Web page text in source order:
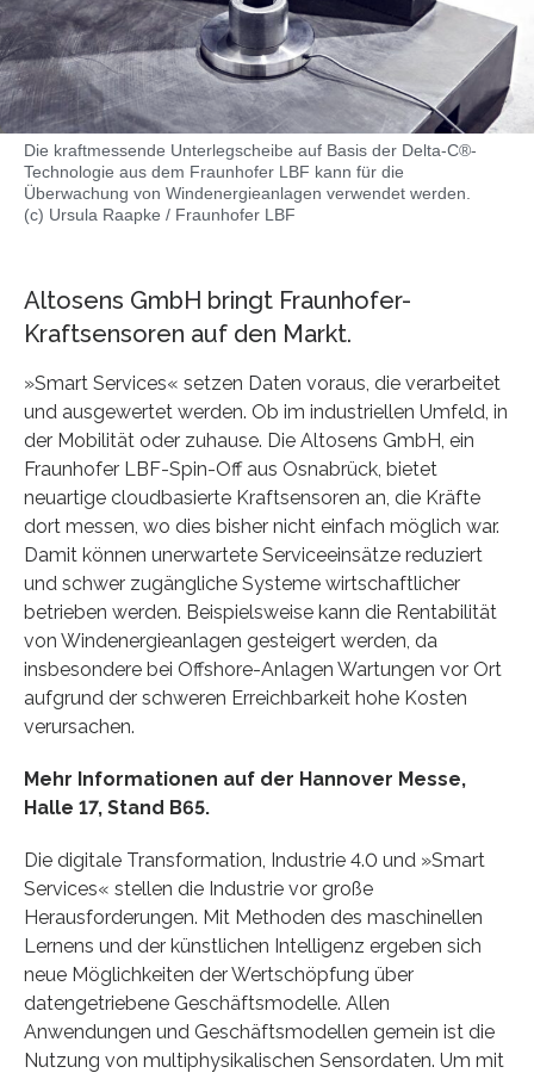
Die kraftmessende Unterlegscheibe auf Basis der Delta-C®-
Technologie aus dem Fraunhofer LBF kann für die
Überwachung von Windenergieanlagen verwendet werden.
(c) Ursula Raapke / Fraunhofer LBF
Altosens GmbH bringt Fraunhofer-
Kraftsensoren auf den Markt.
»Smart Services« setzen Daten voraus, die verarbeitet
und ausgewertet werden. Ob im industriellen Umfeld, in
der Mobilität oder zuhause. Die Altosens GmbH, ein
Fraunhofer LBF-Spin-Off aus Osnabrück, bietet
neuartige cloudbasierte Kraftsensoren an, die Kräfte
dort messen, wo dies bisher nicht einfach möglich war.
Damit können unerwartete Serviceeinsätze reduziert
und schwer zugängliche Systeme wirtschaftlicher
betrieben werden. Beispielsweise kann die Rentabilität
von Windenergieanlagen gesteigert werden, da
insbesondere bei Offshore-Anlagen Wartungen vor Ort
aufgrund der schweren Erreichbarkeit hohe Kosten
verursachen.
Mehr Informationen auf der Hannover Messe,
Halle 17, Stand B65.
Die digitale Transformation, Industrie 4.0 und »Smart
Services« stellen die Industrie vor große
Herausforderungen. Mit Methoden des maschinellen
Lernens und der künstlichen Intelligenz ergeben sich
neue Möglichkeiten der Wertschöpfung über
datengetriebene Geschäftsmodelle. Allen
Anwendungen und Geschäftsmodellen gemein ist die
Nutzung von multiphysikalischen Sensordaten. Um mit